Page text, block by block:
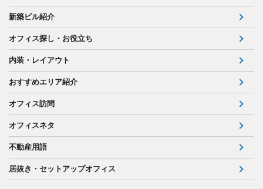
新築ビル紹介
オフィス探し・お役立ち
内装・レイアウト
おすすめエリア紹介
オフィス訪問
オフィスネタ
不動産用語
居抜き・セットアップオフィス